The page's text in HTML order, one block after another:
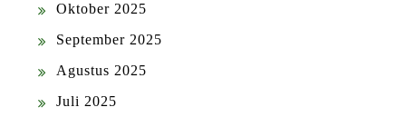
Oktober 2025
September 2025
Agustus 2025
Juli 2025